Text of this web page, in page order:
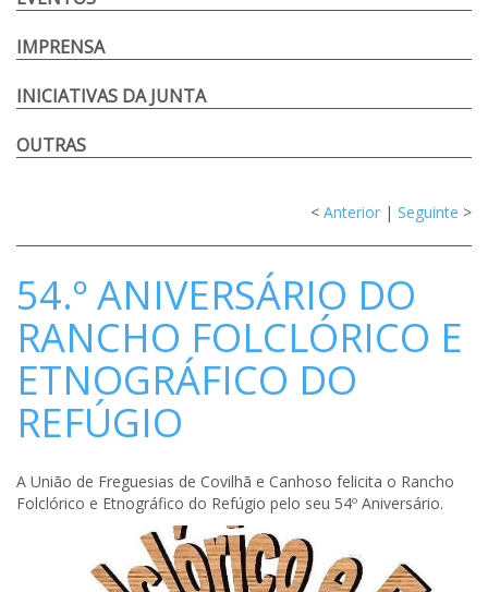
IMPRENSA
INICIATIVAS DA JUNTA
OUTRAS
< Anterior | Seguinte >
54.º ANIVERSÁRIO DO
RANCHO FOLCLÓRICO E
ETNOGRÁFICO DO
REFÚGIO
A União de Freguesias de Covilhã e Canhoso felicita o Rancho
Folclórico e Etnográfico do Refúgio pelo seu 54º Aniversário.